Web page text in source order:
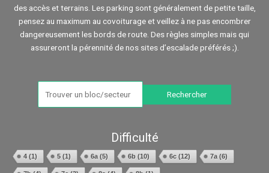
des accès et terrains. Les parking sont généralement de petite taille,
pensez au maximum au covoiturage et veillez à ne pas encombrer
dangereusement les bords de route. Des règles simples mais qui
assureront la pérennité de nos sites d’escalade préférés ;).
for:
Difficulté
4(1) 5 (1) 6a (5) 6b (10) 6c (12) 7a (6)